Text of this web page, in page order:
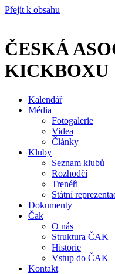
Přejít k obsahu
ČESKÁ
KICKBOXU
Kalendář
Média
Fotogalerie
Videa
Články
Kluby
Seznam klubů
Rozhodčí
Trenéři
Státní
Dokumenty
Čak
O nás
Struktura ČAK
Historie
Vstup do ČAK
Kontakt